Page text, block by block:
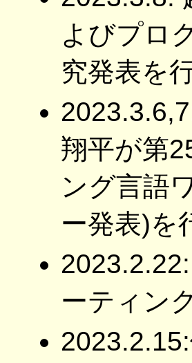
よびプロ
究発表を
翔平が第
ング言語
ー発表)を
ーティン